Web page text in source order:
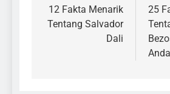
pos
12 Fakta Menarik
Tentang Salvador
Dali
25